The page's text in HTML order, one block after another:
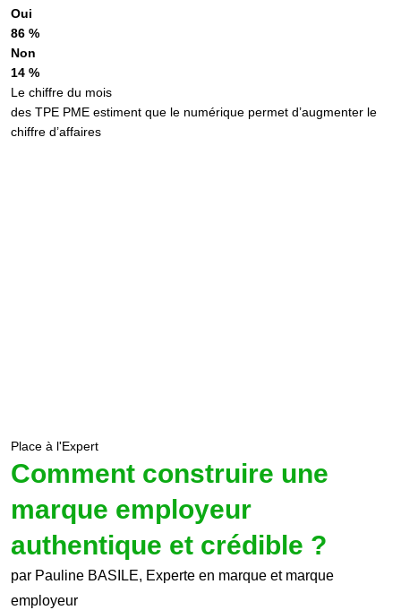
Oui
86 %
Non
14 %
Le chiffre du mois
des TPE PME estiment que le numérique permet d’augmenter le
chiffre d’affaires
Place à l'Expert
Comment construire une
marque employeur
authentique et crédible ?
par Pauline BASILE, Experte en marque et marque
employeur